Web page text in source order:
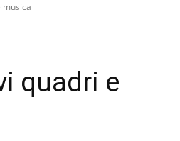
musica
quadri e